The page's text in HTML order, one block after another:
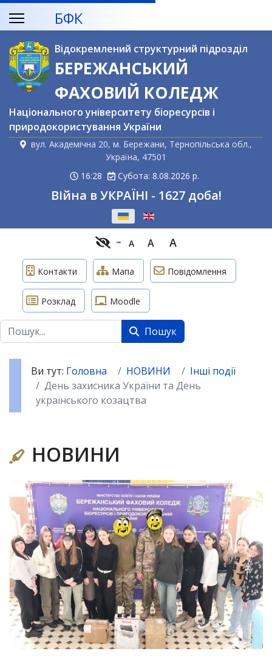
БФК
Відокремлений структурний підрозділ
БЕРЕЖАНСЬКИЙ
ФАХОВИЙ КОЛЕДЖ
Національного університету біоресурсів і
природокористування України
вул. Академічна 20, м. Бережани, Тернопільська обл.,
Україна, 47501
16:28
Субота: 8.08.2026 р.
Війна в УКРАЇНІ - 1627 доба!
A A A
Контакти Мапа Повідомлення
Розклад Moodle
Пошук Пошук
Ви тут: Головна НОВИНИ
Інші події
День захисника України та День
українського козацтва
НОВИНИ